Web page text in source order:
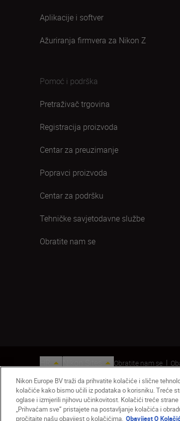
Aplikacije i softver
Ažuriranja firmvera za Nikon Z
Pomoć i podrška
Pretraživač trgovina
Registracija proizvoda
Centar za preuzimanje
Popravci proizvoda
Centar za podršku
Tehničke savjetodavne službe
Obratite nam se
Obratite nam se
Nikon Europe BV traži da prihvatite kolačiće i slične
kolačiće kako bismo učili iz podataka o korisniku. Treće
oglase i izmjerili njihovu učinkovitost. Kolačići treće
„Prihvaćam sve” pristajete na postavljanje kolačića i
pročitajte našu obavijest o kolačićima. Obavijest O